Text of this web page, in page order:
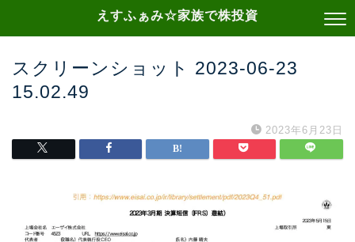
えすふぁみ☆家族で株投資
スクリーンショット 2023-06-23
15.02.49
2023年6月23日